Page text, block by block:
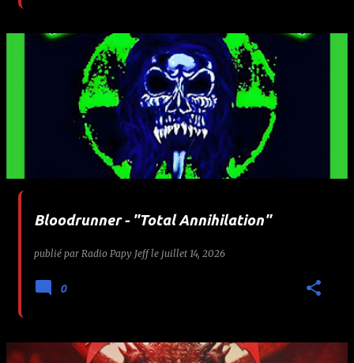
Bloodrunner - "Total Annihilation"
publié par Radio Papy Jeff le juillet 14, 2026
0